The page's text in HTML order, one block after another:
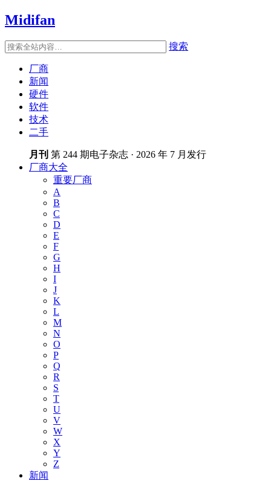
Midifan
搜索
厂商
新闻
硬件
软件
技术
二手
月刊 第 244 期电子杂志 · 2026 年 7 月发行
厂商大全
重要厂商
A
B
C
D
E
F
G
H
I
J
K
L
M
N
O
P
Q
R
S
T
U
V
W
X
Y
Z
新闻